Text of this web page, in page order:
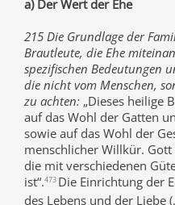
a) Der Wert der Ehe
215 Die Grundlage der
Brautleute, die Ehe
spezifischen Bedeutungen
die nicht vom Menschen,
zu achten: „Dieses heilige
auf das Wohl der Gatten
sowie auf das Wohl der
menschlicher Willkür.
die mit verschiedenen
ist“.473 Die Einrichtung der
des Lebens und der Liebe